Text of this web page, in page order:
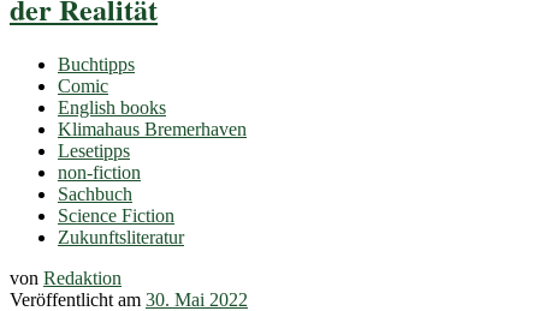
der Realität
Buchtipps
Comic
English books
Klimahaus Bremerhaven
Lesetipps
non-fiction
Sachbuch
Science Fiction
Zukunftsliteratur
von Redaktion
Veröffentlicht am 30. Mai 2022